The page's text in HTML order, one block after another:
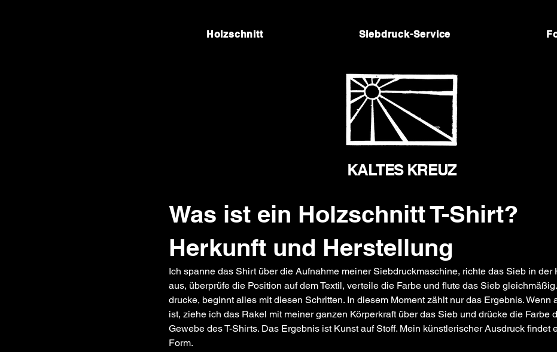
Holzschnitt Siebdruck-Service
KALTES KREUZ
Was ist ein Holzschnitt T-Shirt?
Herkunft und Herstellung
Ich spanne das Shirt über die Aufnahme meiner Siebdruckmaschine, richte das Sieb in der
aus, überprüfe die Position auf dem Textil, verteile die Farbe und flute das Sieb
drucke, beginnt alles mit diesen Schritten. In diesem Moment zählt nur das Ergebnis. Wenn
ist, ziehe ich das Rakel mit meiner ganzen Körperkraft über das Sieb und drücke die Farbe
Gewebe des T-Shirts. Das Ergebnis ist Kunst auf Stoff. Mein künstlerischer Ausdruck findet
Form.